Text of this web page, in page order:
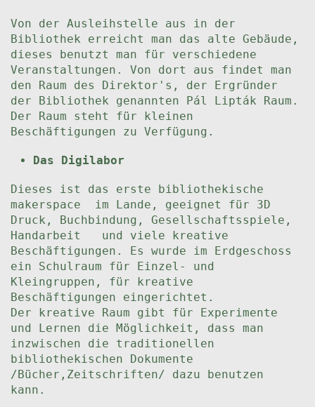
Von der Ausleihstelle aus in der
Bibliothek erreicht man das alte Gebäude,
dieses benutzt man für verschiedene
Veranstaltungen. Von dort aus findet man
den Raum des Direktor's, der Ergründer
der Bibliothek genannten Pál Lipták Raum.
Der Raum steht für kleinen
Beschäftigungen zu Verfügung.
Das Digilabor
Dieses ist das erste bibliothekische
makerspace im Lande, geeignet für 3D
Druck, Buchbindung, Gesellschaftsspiele,
Handarbeit und viele kreative
Beschäftigungen. Es wurde im Erdgeschoss
ein Schulraum für Einzel- und
Kleingruppen, für kreative
Beschäftigungen eingerichtet.
Der kreative Raum gibt für Experimente
und Lernen die Möglichkeit, dass man
inzwischen die traditionellen
bibliothekischen Dokumente
/Bücher,Zeitschriften/ dazu benutzen
kann.